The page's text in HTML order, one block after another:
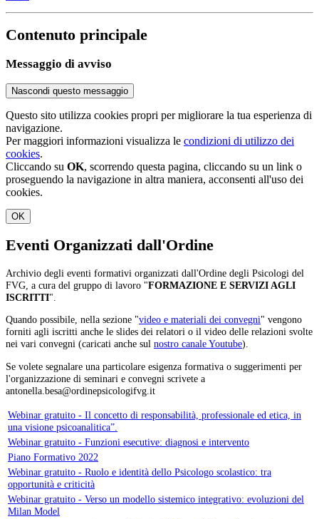
Contenuto principale
Messaggio di avviso
Nascondi questo messaggio
Questo sito utilizza cookies propri per migliorare la tua esperienza di
navigazione.
Per maggiori informazioni visualizza le condizioni di utilizzo dei
cookies.
Cliccando su OK, scorrendo questa pagina, cliccando su un link o
proseguendo la navigazione in altra maniera, acconsenti all'uso dei
cookies.
OK
Eventi Organizzati dall'Ordine
Archivio degli eventi formativi organizzati dall'Ordine degli Psicologi del
FVG, a cura del gruppo di lavoro "FORMAZIONE E SERVIZI AGLI
ISCRITTI".
Quando possibile, nella sezione "video e materiali dei convegni" vengono
forniti agli iscritti anche le slides dei relatori o il video delle relazioni svolte
nei vari convegni (caricati anche sul nostro canale Youtube).
Se volete segnalare una particolare esigenza formativa o suggerimenti per
l'organizzazione di seminari e convegni scrivete a
Webinar gratuito - Il concetto di responsabilità, professionale ed etica, in
una visione psicoanalitica”.
Webinar gratuito - Funzioni esecutive: diagnosi e intervento
Piano Formativo 2022
Webinar gratuito - Ruolo e identità dello Psicologo scolastico: tra
opportunità e criticità
Webinar gratuito - Verso un modello sistemico integrativo: evoluzioni del
Milan Model